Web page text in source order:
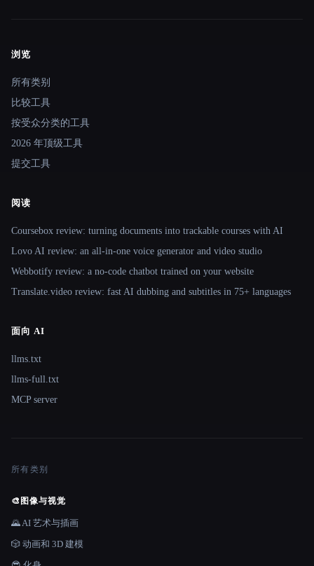
Site navigation
浏览
所有类别
比较工具
按受众分类的工具
2026 年顶级工具
提交工具
阅读
Coursebox review: turning documents into trackable courses with AI
Lovo AI review: an all-in-one voice generator and video studio
Webbotify review: a no-code chatbot trained on your website
Translate.video review: fast AI dubbing and subtitles in 75+ languages
面向 AI
llms.txt
llms-full.txt
MCP server
所有类别
🎨 图像与视觉
🌄 AI 艺术与插画
🎲 动画和 3D 建模